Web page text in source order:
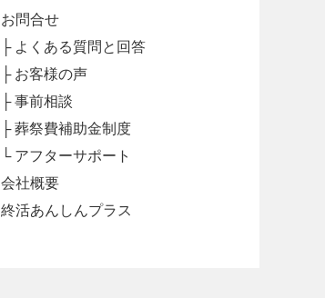
お問合せ
├ よくある質問と回答
├ お客様の声
├ 事前相談
├ 葬祭費補助金制度
└ アフターサポート
会社概要
終活あんしんプラス